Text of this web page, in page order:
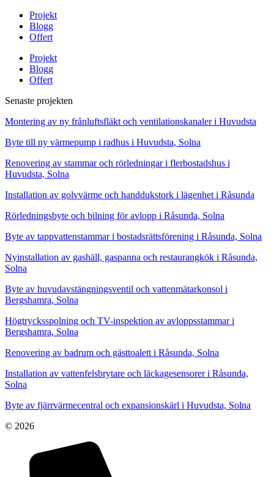
Projekt
Blogg
Offert
Projekt
Blogg
Offert
Senaste projekten
Montering av ny frånluftsfläkt och ventilationskanaler i Huvudsta
Byte till ny värmepump i radhus i Huvudsta, Solna
Renovering av stammar och rörledningar i flerbostadshus i
Huvudsta, Solna
Installation av golvvärme och handdukstork i lägenhet i Råsunda
Rörledningsbyte och bilning för avlopp i Råsunda, Solna
Byte av tappvattenstammar i bostadsrättsförening i Råsunda, Solna
Nyinstallation av gashäll, gaspanna och restaurangkök i Råsunda,
Solna
Byte av huvudavstängningsventil och vattenmätarkonsol i
Bergshamra, Solna
Högtrycksspolning och TV-inspektion av avloppsstammar i
Bergshamra, Solna
Renovering av badrum och gästtoalett i Råsunda, Solna
Installation av vattenfelsbrytare och läckagesensorer i Råsunda,
Solna
Byte av fjärrvärmecentral och expansionskärl i Huvudsta, Solna
© 2026